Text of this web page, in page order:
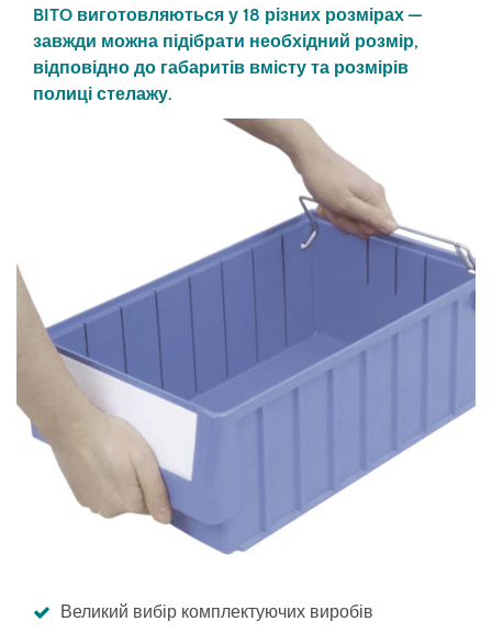
BITO виготовляються у 18 різних розмірах —
завжди можна підібрати необхідний розмір,
відповідно до габаритів вмісту та розмірів
полиці стелажу.
Великий вибір комплектуючих виробів